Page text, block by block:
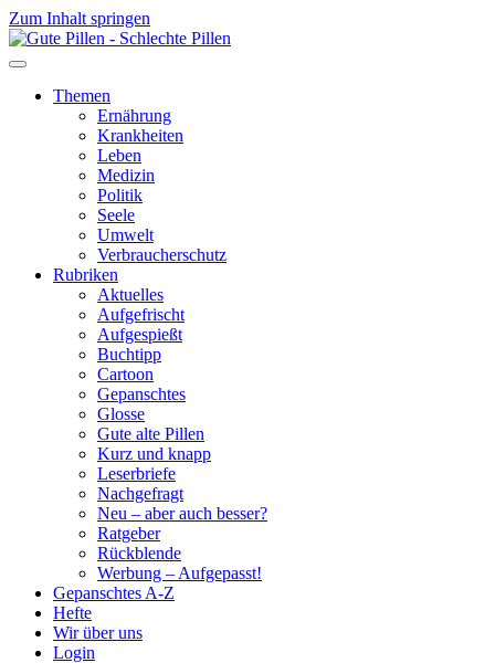
Zum Inhalt springen
Themen
Ernährung
Krankheiten
Leben
Medizin
Politik
Seele
Umwelt
Verbraucherschutz
Rubriken
Aktuelles
Aufgefrischt
Aufgespießt
Buchtipp
Cartoon
Gepanschtes
Glosse
Gute alte Pillen
Kurz und knapp
Leserbriefe
Nachgefragt
Neu – aber auch besser?
Ratgeber
Rückblende
Werbung – Aufgepasst!
Gepanschtes A-Z
Hefte
Wir über uns
Login